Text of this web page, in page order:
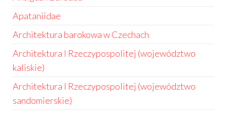
Apataniidae
Architektura barokowa w Czechach
Architektura I Rzeczypospolitej (województwo
kaliskie)
Architektura I Rzeczypospolitej (województwo
sandomierskie)